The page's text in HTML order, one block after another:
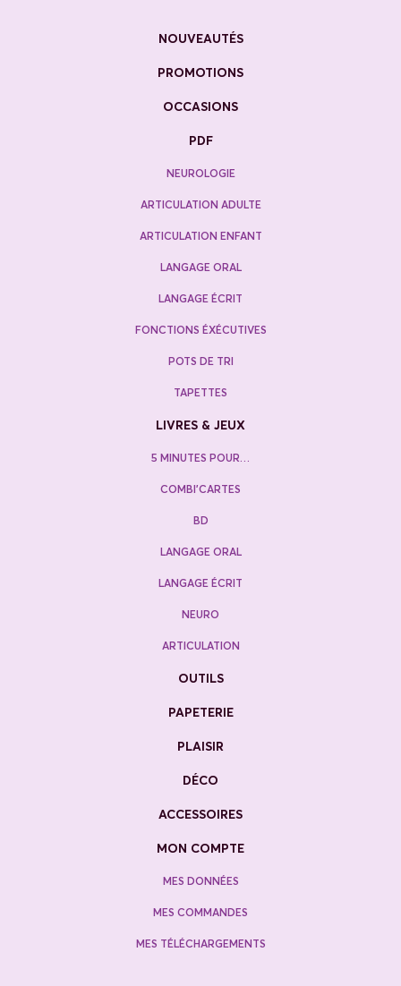
NOUVEAUTÉS
PROMOTIONS
OCCASIONS
PDF
NEUROLOGIE
ARTICULATION ADULTE
ARTICULATION ENFANT
LANGAGE ORAL
LANGAGE ÉCRIT
FONCTIONS ÉXÉCUTIVES
POTS DE TRI
TAPETTES
LIVRES & JEUX
5 MINUTES POUR…
COMBI’CARTES
BD
LANGAGE ORAL
LANGAGE ÉCRIT
NEURO
ARTICULATION
OUTILS
PAPETERIE
PLAISIR
DÉCO
ACCESSOIRES
MON COMPTE
MES DONNÉES
MES COMMANDES
MES TÉLÉCHARGEMENTS